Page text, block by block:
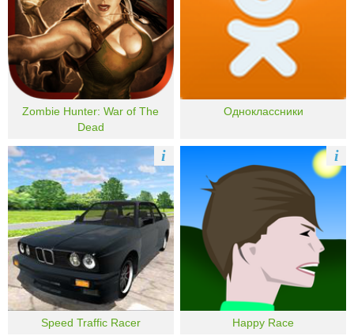
Zombie Hunter: War of The
Dead
Одноклассники
Speed Traffic Racer
i
Happy Race
i